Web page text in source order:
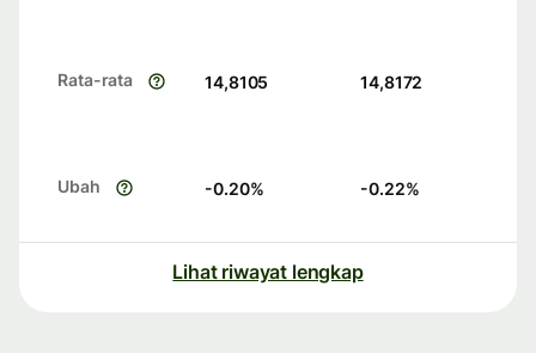
Rata-rata 14,8105 14,8172
Ubah -0.20% -0.22%
Lihat riwayat lengkap